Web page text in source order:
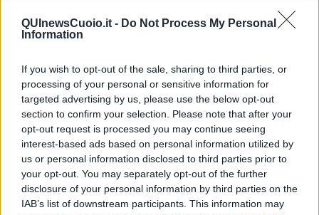
QUInewsCuoio.it - Do Not Process My Personal
Information
If you wish to opt-out of the sale, sharing to third parties, or
processing of your personal or sensitive information for
targeted advertising by us, please use the below opt-out
section to confirm your selection. Please note that after your
opt-out request is processed you may continue seeing
interest-based ads based on personal information utilized by
us or personal information disclosed to third parties prior to
your opt-out. You may separately opt-out of the further
disclosure of your personal information by third parties on the
IAB’s list of downstream participants. This information may
livelli del 1990-2000.
Adolfo Santoro
Se vuoi leggere le notizie principali della Toscana iscriviti alla
Newsletter QUInews - ToscanaMedia.Arriva gratis tutti i giorni
alle 20:00 direttamente nella tua casella di posta.
Basta cliccareQUI
Ti potrebbe interessare anche: